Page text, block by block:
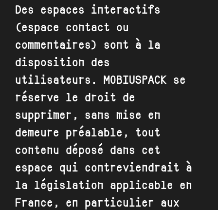
Des espaces interactifs
(espace contact ou
commentaires) sont à la
disposition des
utilisateurs.
MOBIUSPACK se
réserve le droit de
supprimer, sans mise en
demeure préalable, tout
contenu déposé dans cet
espace qui contreviendrait à
la législation applicable en
France, en particulier aux